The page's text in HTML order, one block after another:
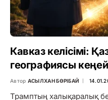
Кавказ келісімі:
географиясы
Автор АСЫЛХАН БӨРІБАЙ
Трамптың халықаралық